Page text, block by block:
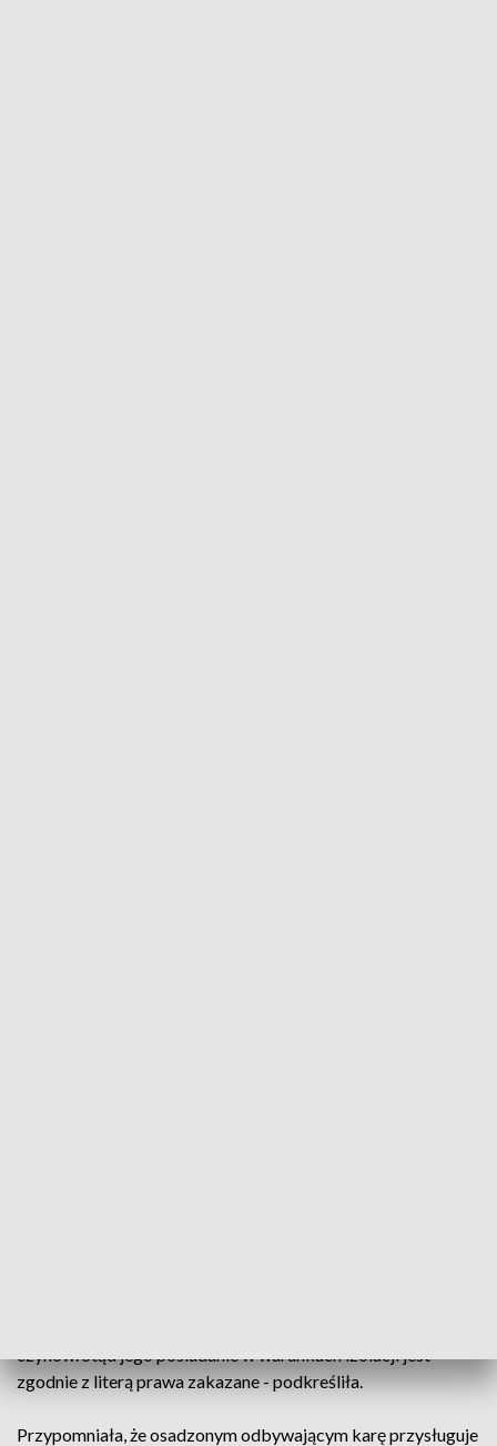
czynów. Stąd jego posiadanie w warunkach izolacji jest
zgodnie z literą prawa zakazane - podkreśliła.
Przypomniała, że osadzonym odbywającym karę przysługuje